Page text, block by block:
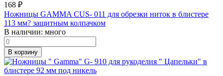
168 ₽
Ножницы GAMMA CUS- 011 для обрезки ниток в блистере
113 мм? защитным колпачком
В наличии: много
В корзину